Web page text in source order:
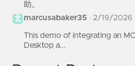
助。
marcusabaker35 · 2/19/2026
This demo of integrating an
Desktop a...